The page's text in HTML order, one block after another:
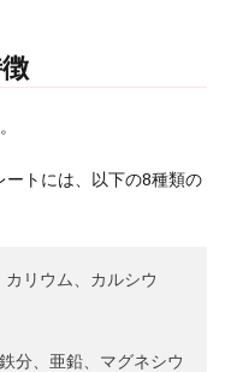
トには、以下の8種類の
リウム、カルシウ
分、亜鉛、マグネシウ